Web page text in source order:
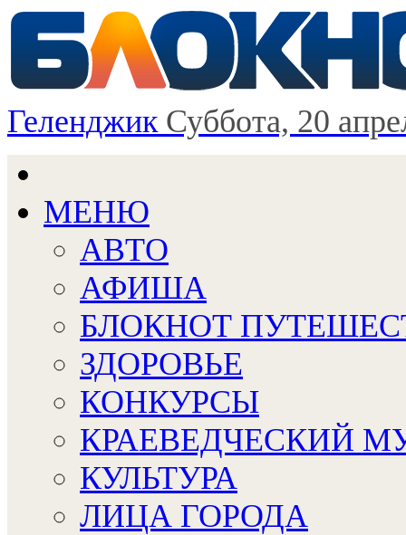
Геленджик Суббота, 20
МЕНЮ
АВТО
АФИША
БЛОКНОТ
ЗДОРОВЬЕ
КОНКУРСЫ
КРАЕВЕДЧЕСКИЙ
КУЛЬТУРА
ЛИЦА ГОРОДА